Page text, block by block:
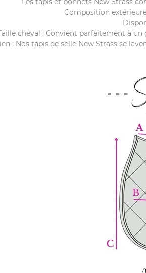
Composition
cheval : Convient parfaitement à
: Nos tapis de selle New Strass se